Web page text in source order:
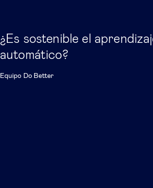
¿Es sostenible el
automático?
Equipo Do Better